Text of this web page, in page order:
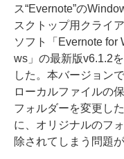
ス“Evernote”の
スクトップ用クライ
ソフト「Evernote for
ws」の最新版v6.1.2
した。本バージョンで
ローカルファイルの
フォルダーを変更し
に、オリジナルのフ
除されてしまう問題